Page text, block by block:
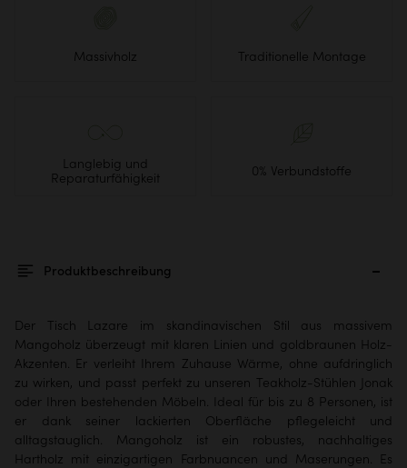
Massivholz Traditionelle Montage
Langlebig und
Reparaturfähigkeit
0% Verbundstoffe
Produktbeschreibung
Der Tisch Lazare im skandinavischen Stil aus massivem
Mangoholz überzeugt mit klaren Linien und goldbraunen Holz-
Akzenten. Er verleiht Ihrem Zuhause Wärme, ohne aufdringlich
zu wirken, und passt perfekt zu unseren Teakholz-Stühlen Jonak
oder Ihren bestehenden Möbeln. Ideal für bis zu 8 Personen, ist
er dank seiner lackierten Oberfläche pflegeleicht und
alltagstauglich. Mangoholz ist ein robustes, nachhaltiges
Hartholz mit einzigartigen Farbnuancen und Maserungen. Es